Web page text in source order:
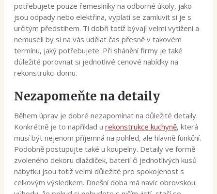
potřebujete pouze řemeslníky na odborné úkoly, jako
jsou odpady nebo elektřina, vyplatí se zamluvit si je s
určitým předstihem. Ti dobří totiž bývají velmi vytížení a
nemuseli by si na vás udělat čas přesně v takovém
termínu, jaký potřebujete. Při shánění firmy je také
důležité porovnat si jednotlivé cenové nabídky na
rekonstrukci domu.
Nezapomeňte na detaily
Během úprav je dobré nezapomínat na důležité detaily.
Konkrétně je to například u rekonstrukce kuchyně, která
musí být nejenom příjemná na pohled, ale hlavně funkční.
Podobně postupujte také u koupelny. Detaily ve formě
zvoleného dekoru dlaždiček, baterií či jednotlivých kusů
nábytku jsou totiž velmi důležité pro spokojenost s
celkovým výsledkem. Dnešní doba má navíc obrovskou